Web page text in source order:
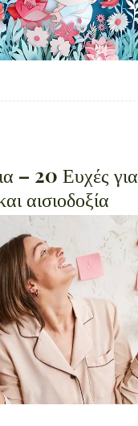
– 20 Ευχές για
αισιοδοξία